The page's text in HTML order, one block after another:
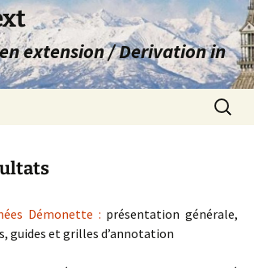
extension / Derivation in
Démonette : présentation générale,
guides et grilles d’annotation